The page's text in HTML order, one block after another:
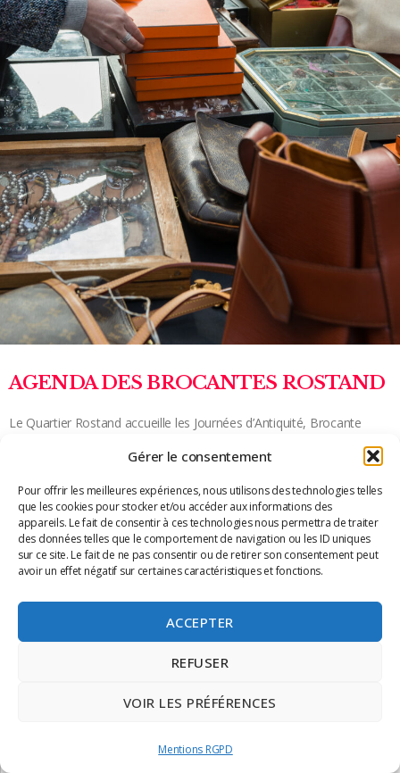
Gérer le consentement
Pour offrir les meilleures expériences, nous utilisons des technologies telles
que les cookies pour stocker et/ou accéder aux informations des
appareils. Le fait de consentir à ces technologies nous permettra de traiter
des données telles que le comportement de navigation ou les ID uniques
sur ce site. Le fait de ne pas consentir ou de retirer son consentement peut
avoir un effet négatif sur certaines caractéristiques et fonctions.
ACCEPTER
REFUSER
VOIR LES PRÉFÉRENCES
Mentions RGPD
AGENDA DES BROCANTES ROSTAND
Le Quartier Rostand accueille les Journées d’Antiquité, Brocante
l’association Art Collection. Elles sont programmées les dimanche de
Lire la suite »